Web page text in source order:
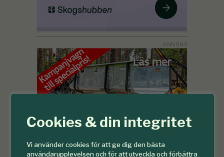
Cookies & din integritet
Vi använder cookies för att ge dig den bästa
användarupplevelsen och för att utveckla och förbättra